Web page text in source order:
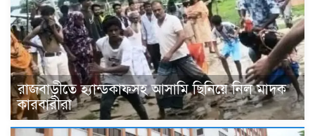
রাজবাড়ীতে হ্যান্ডকাফসহ আসামি ছিনিয়ে নিল মাদক
কারবারীরা